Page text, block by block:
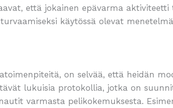
että jokainen epävarma aktiviteetti
käytössä olevat
on selvää, että heidän
lukuisia protokollia, jotka on
varmasta pelikokemuksesta.